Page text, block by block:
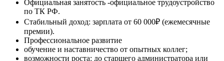
Официальная занятость -официальное трудоустройство
по ТК РФ.
Стабильный доход: зарплата от 60 000₽ (ежемесячные
премии).
Профессиональное развитие
обучение и наставничество от опытных коллег;
возможности роста: до старшего администратора или